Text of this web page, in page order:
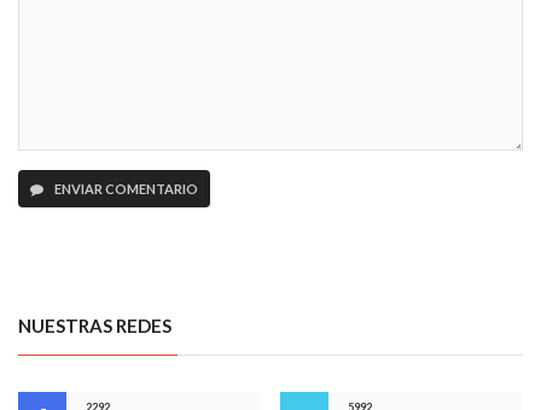
ENVIAR COMENTARIO
NUESTRAS REDES